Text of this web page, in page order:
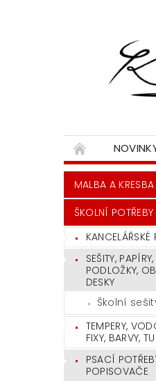
MALBA A KRESBA
ŠKOLNÍ POTŘEBY
KANCELÁŘSKÉ
SEŠITY,
PODLOŽKY,
DESKY
Školní
TEMPERY,
FIXY, BARVY,
PSACÍ
POPISOVAČE